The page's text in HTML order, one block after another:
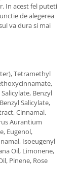
In acest fel puteti
de alegerea
va dura si mai
Tetramethyl
Benzyl
Salicylate,
Cinnamal,
Aurantium
Eugenol,
Isoeugenyl
Oil, Limonene,
Pinene, Rose